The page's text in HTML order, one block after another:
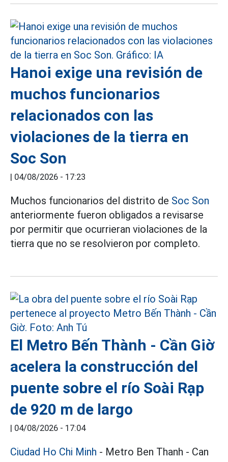
Hanoi exige una revisión de
muchos funcionarios
relacionados con las
violaciones de la tierra en
Soc Son
04/08/2026 - 17:23
Muchos funcionarios del distrito de Soc Son
anteriormente fueron obligados a revisarse
por permitir que ocurrieran violaciones de la
tierra que no se resolvieron por completo.
El Metro Bến Thành - Cần Giờ
acelera la construcción del
puente sobre el río Soài Rạp
de 920 m de largo
04/08/2026 - 17:04
Ciudad Ho Chi Minh - Metro Ben Thanh - Can